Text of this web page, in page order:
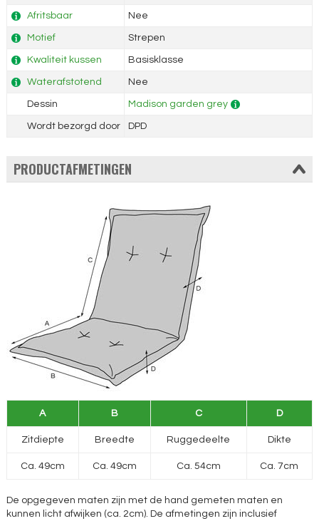
Afritsbaar Nee
Motief Strepen
Kwaliteit kussen Basisklasse
Waterafstotend Nee
Dessin Madison garden grey
Wordt bezorgd door DPD
PRODUCTAFMETINGEN
A B C D
Zitdiepte Breedte Ruggedeelte Dikte
Ca. 49cm Ca. 49cm Ca. 54cm Ca. 7cm
De opgegeven maten zijn met de hand gemeten maten en
kunnen licht afwijken (ca. 2cm). De afmetingen zijn inclusief